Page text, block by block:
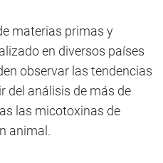
materias primas y
en diversos países
observar las tendencias
del análisis de más de
las micotoxinas de
animal.